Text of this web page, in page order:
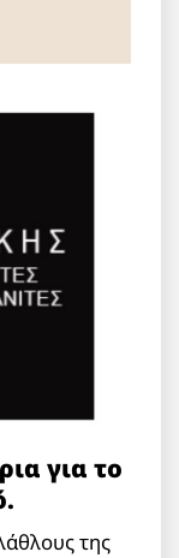
για το
της